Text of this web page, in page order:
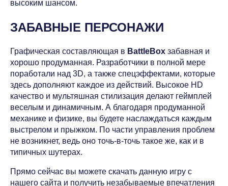
высоким шансом.
ЗАБАВНЫЕ ПЕРСОНАЖИ
Графическая составляющая в BattleBox забавная и
хорошо продуманная. Разработчики в полной мере
поработали над 3D, а также спецэффектами, которые
здесь дополняют каждое из действий. Высокое HD
качество и мультяшная стилизация делают геймплей
веселым и динамичным. А благодаря продуманной
механике и физике, вы будете наслаждаться каждым
выстрелом и прыжком. По части управления проблем
не возникнет, ведь оно точь-в-точь такое же, как и в
типичных шутерах.
Прямо сейчас вы можете скачать данную игру с
нашего сайта и получить незабываемые впечатления